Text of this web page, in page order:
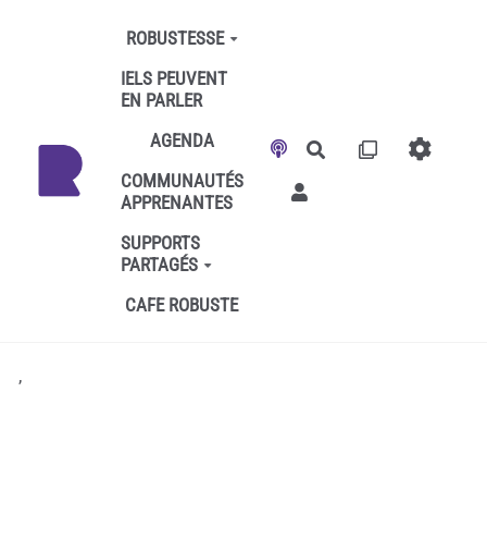
Aller au contenu principal
ROBUSTESSE
IELS PEUVENT
EN PARLER
AGENDA
COMMUNAUTÉS
APPRENANTES
SUPPORTS
PARTAGÉS
CAFE ROBUSTE
Rechercher
,